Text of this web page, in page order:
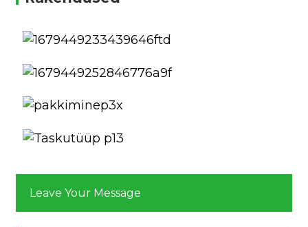
Leave Your Message